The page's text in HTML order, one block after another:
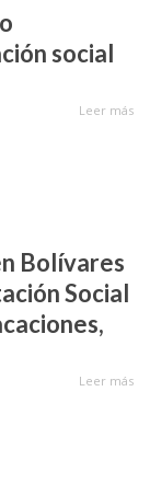
social
Leer más
Bolívares
Social
Leer más